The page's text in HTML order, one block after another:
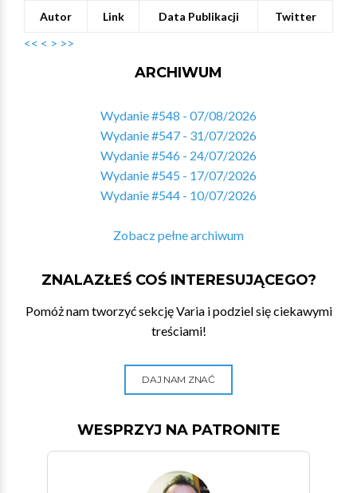
Autor Link Data Publikacji Twitter
<< < > >>
ARCHIWUM
Wydanie #548 - 07/08/2026
Wydanie #547 - 31/07/2026
Wydanie #546 - 24/07/2026
Wydanie #545 - 17/07/2026
Wydanie #544 - 10/07/2026
Zobacz pełne archiwum
ZNALAZŁEŚ COŚ INTERESUJĄCEGO?
Pomóż nam tworzyć sekcję Varia i podziel się ciekawymi
treściami!
DAJ NAM ZNAĆ
WESPRZYJ NA PATRONITE